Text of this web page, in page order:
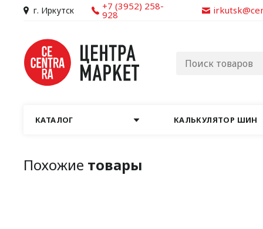
г. Иркутск +7 (3952) 258-
928
КАТАЛОГ КАЛЬКУЛЯТОР ШИН
Похожие товары